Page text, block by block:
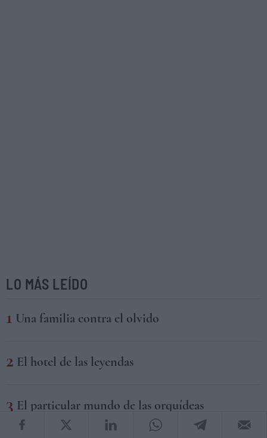
LO MÁS LEÍDO
Una familia contra el olvido
El hotel de las leyendas
El particular mundo de las orquídeas